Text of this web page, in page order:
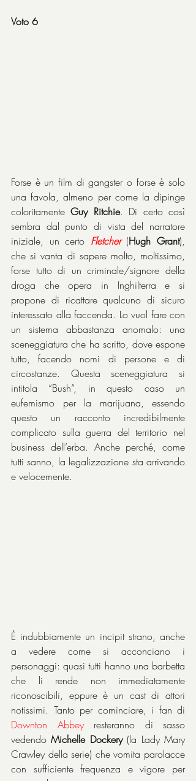
Voto 6
Forse è un film di gangster o forse è solo
una favola, almeno per come la dipinge
coloritamente Guy Ritchie. Di certo così
sembra dal punto di vista del narratore
iniziale, un certo Fletcher (Hugh Grant),
che si vanta di sapere molto, moltissimo,
forse tutto di un criminale/signore della
droga che opera in Inghilterra e si
propone di ricattare qualcuno di sicuro
interessato alla faccenda. Lo vuol fare con
un sistema abbastanza anomalo: una
sceneggiatura che ha scritto, dove espone
tutto, facendo nomi di persone e di
circostanze. Questa sceneggiatura si
intitola “Bush”, in questo caso un
eufemismo per la marijuana, essendo
questo un racconto incredibilmente
complicato sulla guerra del territorio nel
business dell’erba. Anche perché, come
tutti sanno, la legalizzazione sta arrivando
e velocemente.
È indubbiamente un incipit strano, anche
a vedere come si acconciano i
personaggi: quasi tutti hanno una barbetta
che li rende non immediatamente
riconoscibili, eppure è un cast di attori
Downton Abbey resteranno di sasso
vedendo Michelle Dockery (la Lady Mary
Crawley della serie) che vomita parolacce
con sufficiente frequenza e vigore per